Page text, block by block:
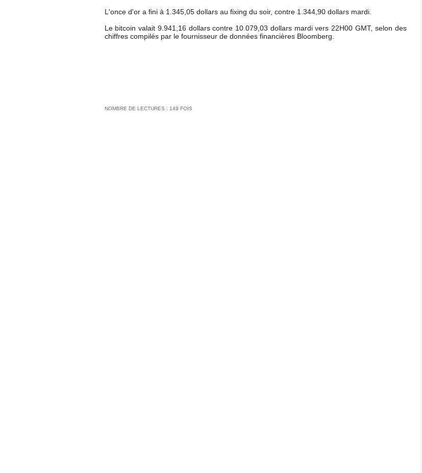
L'once d'or a fini à 1.345,05 dollars au fixing du soir, contre 1.344,90 dollars mardi.
Le bitcoin valait 9.941,16 dollars contre 10.079,03 dollars mardi vers 22H00 GMT, selon des
chiffres compilés par le fournisseur de données financières Bloomberg.
NOMBRE DE LECTURES : 149 FOIS